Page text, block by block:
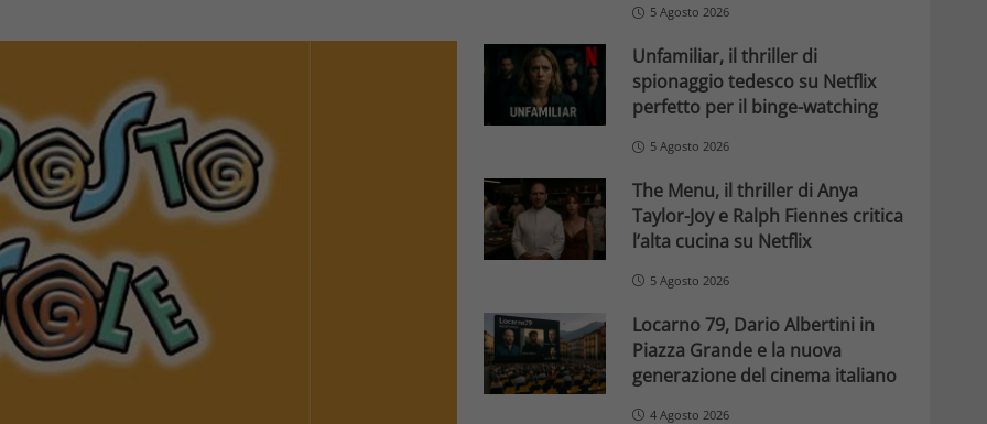
5 Agosto 2026
Unfamiliar, il thriller di
spionaggio tedesco su Netflix
perfetto per il binge-watching
5 Agosto 2026
The Menu, il thriller di Anya
Taylor-Joy e Ralph Fiennes critica
l’alta cucina su Netflix
5 Agosto 2026
Locarno 79, Dario Albertini in
Piazza Grande e la nuova
generazione del cinema italiano
4 Agosto 2026